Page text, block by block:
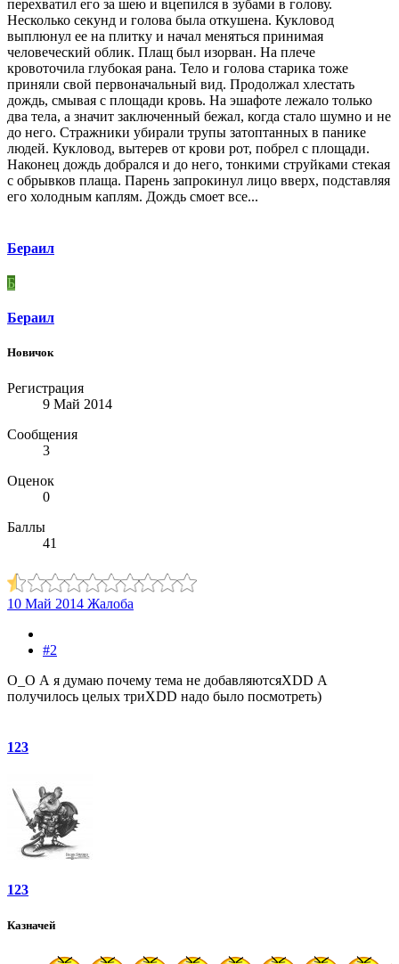
перехватил его за шею и вцепился в зубами в голову.
Несколько секунд и голова была откушена. Кукловод
выплюнул ее на плитку и начал меняться принимая
человеческий облик. Плащ был изорван. На плече
кровоточила глубокая рана. Тело и голова старика тоже
приняли свой первоначальный вид. Продолжал хлестать
дождь, смывая с площади кровь. На эшафоте лежало только
два тела, а значит заключенный бежал, когда стало шумно и не
до него. Стражники убирали трупы затоптанных в панике
людей. Кукловод, вытерев от крови рот, побрел с площади.
Наконец дождь добрался и до него, тонкими струйками стекая
с обрывков плаща. Парень запрокинул лицо вверх, подставляя
его холодным каплям. Дождь смоет все...
Бераил
Б
Бераил
Новичок
Регистрация
9 Май 2014
Сообщения
3
Оценок
0
Баллы
41
10 Май 2014 Жалоба
#2
О_О А я думаю почему тема не добавляютсяXDD А
получилось целых триXDD надо было посмотреть)
123
123
Казначей